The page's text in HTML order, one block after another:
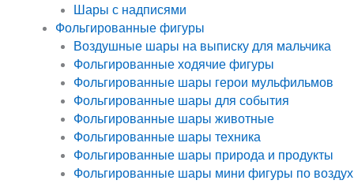
Шары с надписями
Фольгированные фигуры
Воздушные шары на выписку для мальчика
Фольгированные ходячие фигуры
Фольгированные шары герои мульфильмов
Фольгированные шары для события
Фольгированные шары животные
Фольгированные шары техника
Фольгированные шары природа и продукты
Фольгированные шары мини фигуры по воздух